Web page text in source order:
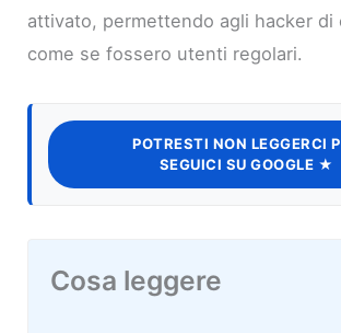
attivato, permettendo agli hacker di
come se fossero utenti regolari.
POTRESTI NON LEGGERCI
SEGUICI SU GOOGLE ★
Cosa leggere